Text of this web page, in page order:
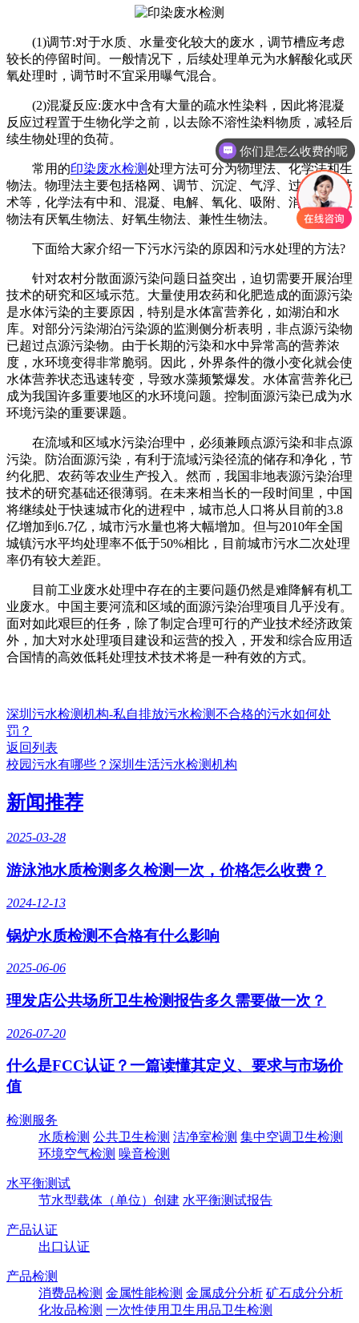
(1)调节:对于水质、水量变化较大的废水，调节槽应考虑
较长的停留时间。一般情况下，后续处理单元为水解酸化或厌
氧处理时，调节时不宜采用曝气混合。
(2)混凝反应:废水中含有大量的疏水性染料，因此将混凝
反应过程置于生物化学之前，以去除不溶性染料物质，减轻后
续生物处理的负荷。
常用的印染废水检测处理方法可分为物理法、化学法和生
物法。物理法主要包括格网、调节、沉淀、气浮、过滤、膜技
术等，化学法有中和、混凝、电解、氧化、吸附、消毒等，生
物法有厌氧生物法、好氧生物法、兼性生物法。
下面给大家介绍一下污水污染的原因和污水处理的方法?
针对农村分散面源污染问题日益突出，迫切需要开展治理
技术的研究和区域示范。大量使用农药和化肥造成的面源污染
是水体污染的主要原因，特别是水体富营养化，如湖泊和水
库。对部分污染湖泊污染源的监测侧分析表明，非点源污染物
已超过点源污染物。由于长期的污染和水中异常高的营养浓
度，水环境变得非常脆弱。因此，外界条件的微小变化就会使
水体营养状态迅速转变，导致水藻频繁爆发。水体富营养化已
成为我国许多重要地区的水环境问题。控制面源污染已成为水
环境污染的重要课题。
在流域和区域水污染治理中，必须兼顾点源污染和非点源
污染。防治面源污染，有利于流域污染径流的储存和净化，节
约化肥、农药等农业生产投入。然而，我国非地表源污染治理
技术的研究基础还很薄弱。在未来相当长的一段时间里，中国
将继续处于快速城市化的进程中，城市总人口将从目前的3.8
亿增加到6.7亿，城市污水量也将大幅增加。但与2010年全国
城镇污水平均处理率不低于50%相比，目前城市污水二次处理
率仍有较大差距。
目前工业废水处理中存在的主要问题仍然是难降解有机工
业废水。中国主要河流和区域的面源污染治理项目几乎没有。
面对如此艰巨的任务，除了制定合理可行的产业技术经济政策
外，加大对水处理项目建设和运营的投入，开发和综合应用适
合国情的高效低耗处理技术技术将是一种有效的方式。
深圳污水检测机构-私自排放污水检测不合格的污水如何处
罚？
返回列表
校园污水有哪些？深圳生活污水检测机构
新闻推荐
2025-03-28
游泳池水质检测多久检测一次，价格怎么收费？
2024-12-13
锅炉水质检测不合格有什么影响
2025-06-06
理发店公共场所卫生检测报告多久需要做一次？
2026-07-20
什么是FCC认证？一篇读懂其定义、要求与市场价
值
检测服务
水质检测 公共卫生检测 洁净室检测 集中空调卫生检测
环境空气检测 噪音检测
水平衡测试
节水型载体（单位）创建 水平衡测试报告
产品认证
出口认证
产品检测
消费品检测 金属性能检测 金属成分分析 矿石成分分析
化妆品检测 一次性使用卫生用品卫生检测
你们是怎么收费的呢